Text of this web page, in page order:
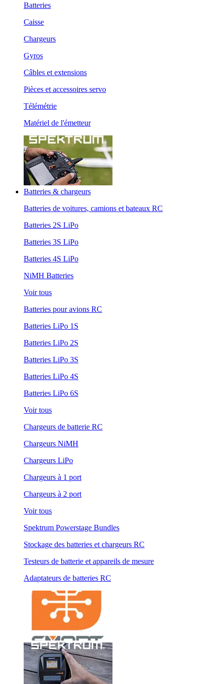
Batteries
Caisse
Chargeurs
Gyros
Câbles et extensions
Pièces et accessoires servo
Télémétrie
Matériel de l'émetteur
Batteries & chargeurs
Batteries de voitures, camions et bateaux RC
Batteries 2S LiPo
Batteries 3S LiPo
Batteries 4S LiPo
NiMH Batteries
Voir tous
Batteries pour avions RC
Batteries LiPo 1S
Batteries LiPo 2S
Batteries LiPo 3S
Batteries LiPo 4S
Batteries LiPo 6S
Voir tous
Chargeurs de batterie RC
Chargeurs NiMH
Chargeurs LiPo
Chargeurs à 1 port
Chargeurs à 2 port
Voir tous
Spektrum Powerstage Bundles
Stockage des batteries et chargeurs RC
Testeurs de batterie et appareils de mesure
Adaptateurs de batteries RC